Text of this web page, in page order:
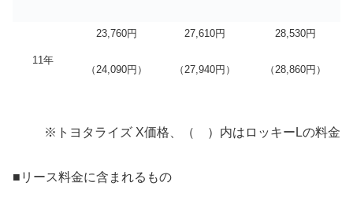
11年
23,760円
（24,090円）
27,610円
（27,940円）
28,530円
（28,860円）
※トヨタライズ X価格、（ ）内はロッキーLの料金
■リース料金に含まれるもの